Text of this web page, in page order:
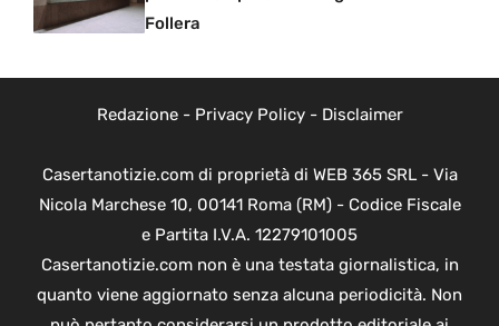
Follera
Redazione- Privacy Policy- Disclaimer
Casertanotizie.com di proprietà di WEB 365 SRL - Via
Nicola Marchese 10, 00141 Roma (RM) - Codice Fiscale
e Partita I.V.A. 12279101005
Casertanotizie.com non è una testata giornalistica, in
quanto viene aggiornato senza alcuna periodicità. Non